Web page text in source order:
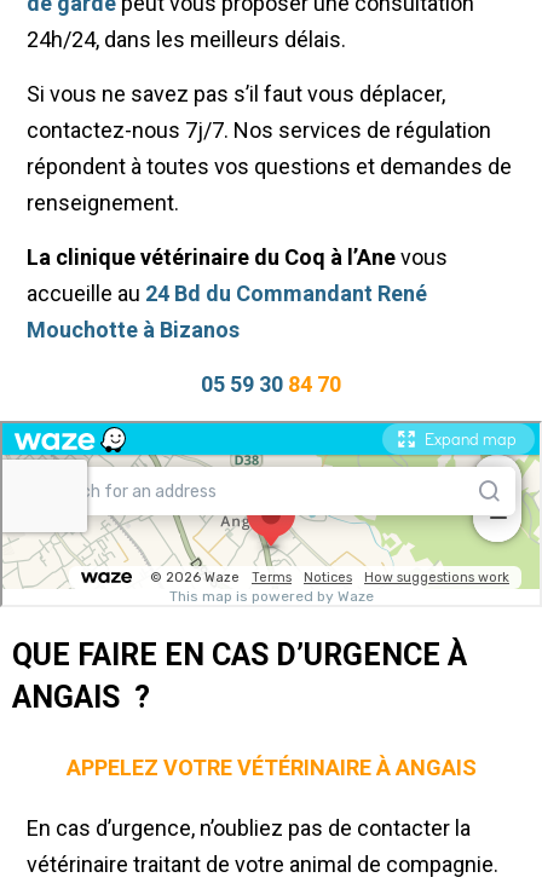
24h/24, dans les meilleurs délais.
Si vous ne savez pas s’il faut vous déplacer,
contactez-nous 7j/7. Nos services de régulation
répondent à toutes vos questions et demandes de
renseignement.
La clinique vétérinaire du Coq à l’Anevous
accueille au 24 Bd du Commandant René
Mouchotte à Bizanos
05 59 30 84 70
QUE FAIRE EN CAS D’URGENCE À
ANGAIS ?
APPELEZ VOTRE VÉTÉRINAIRE À ANGAIS
En cas d’urgence, n’oubliez pas de contacter la
vétérinaire traitant de votre animal de compagnie.